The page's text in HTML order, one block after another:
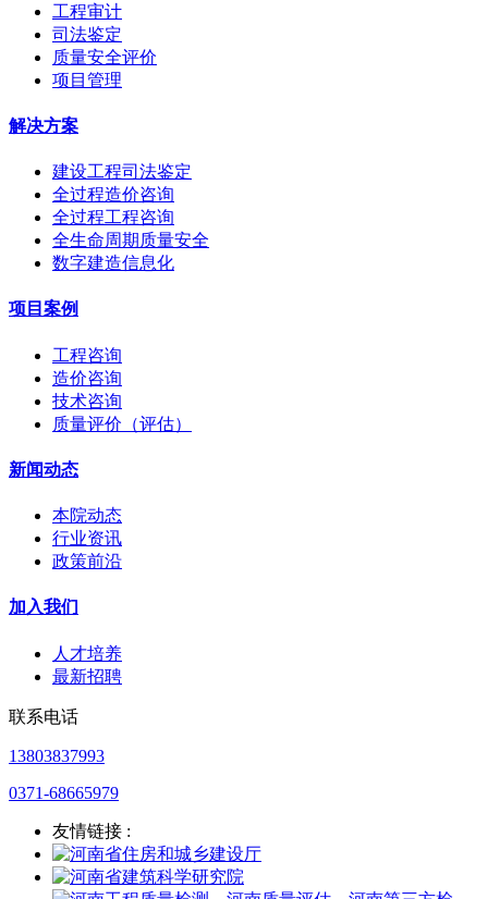
工程审计
司法鉴定
质量安全评价
项目管理
解决方案
建设工程司法鉴定
全过程造价咨询
全过程工程咨询
全生命周期质量安全
数字建造信息化
项目案例
工程咨询
造价咨询
技术咨询
质量评价（评估）
新闻动态
本院动态
行业资讯
政策前沿
加入我们
人才培养
最新招聘
联系电话
13803837993
0371-68665979
友情链接 :